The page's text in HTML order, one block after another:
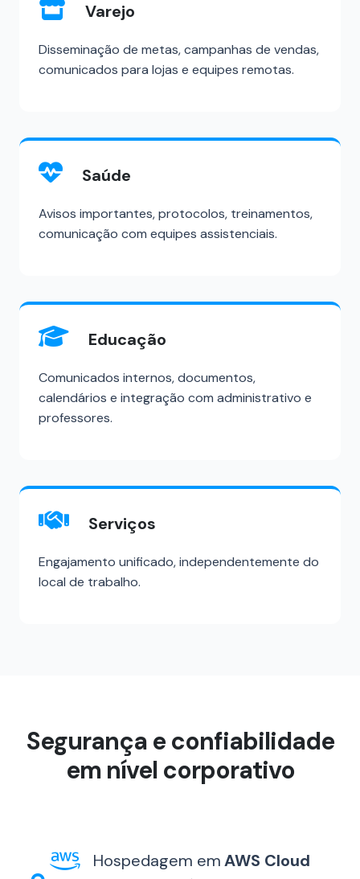
Varejo
Disseminação de metas, campanhas de vendas,
comunicados para lojas e equipes remotas.
Saúde
Avisos importantes, protocolos, treinamentos,
comunicação com equipes assistenciais.
Educação
Comunicados internos, documentos,
calendários e integração com administrativo e
professores.
Serviços
Engajamento unificado, independentemente do
local de trabalho.
Segurança e confiabilidade
em nível corporativo
Hospedagem emAWS Cloud